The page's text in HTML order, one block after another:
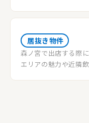
をします。
居抜き物件
森ノ宮で出店する際
エリアの魅力や近隣